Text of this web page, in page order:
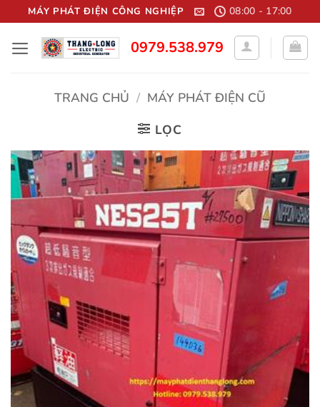
qua
nội
MÁY PHÁT ĐIỆN CÔNG NGHIỆP 08:00 - 17:00
0979.538.979
TRANG CHỦ / MÁY PHÁT ĐIỆN CŨ
LỌC